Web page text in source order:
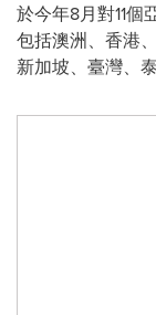
於今年8月對11個
包括澳洲、香港
新加坡、臺灣、